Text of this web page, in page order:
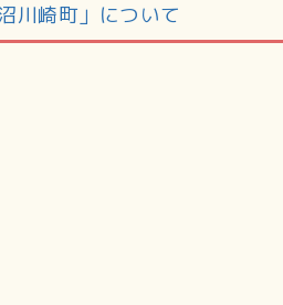
川崎町」について